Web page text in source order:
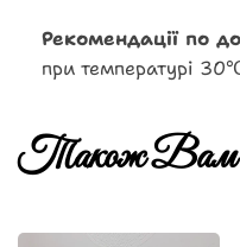
Рекомендації по
при температурі
Також Вам